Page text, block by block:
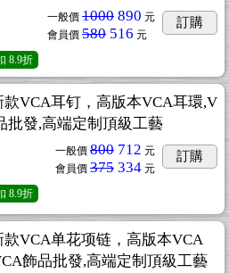
一般價 1000 890 元
會員價 580 516 元
訂購
8.9折
款VCA耳钉，高版本VCA耳環,V
批發,高端定制頂級工藝
一般價 800 712 元
會員價 375 334 元
訂購
8.9折
款VCA单花项链，高版本VCA
飾品批發,高端定制頂級工藝